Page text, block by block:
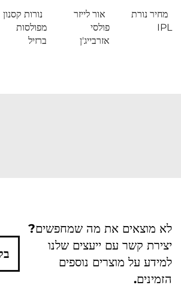
מחיר נורת
IPL
אור לייזר
פולסי
אזרבייג'ן
נורות קסנון
מפולסות
ברזיל
לא מוצאים את מה שמחפשים?
יצירת קשר עם ייעצים שלנו
למידע על מוצרים נוספים
הזמינים.